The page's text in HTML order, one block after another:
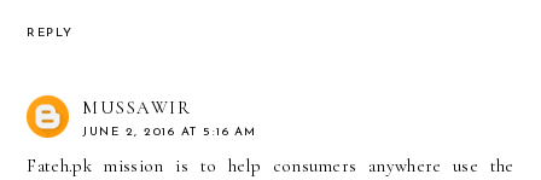
REPLY
MUSSAWIR
JUNE 2, 2016 AT 5:16 AM
Fateh.pk mission is to help consumers anywhere use the